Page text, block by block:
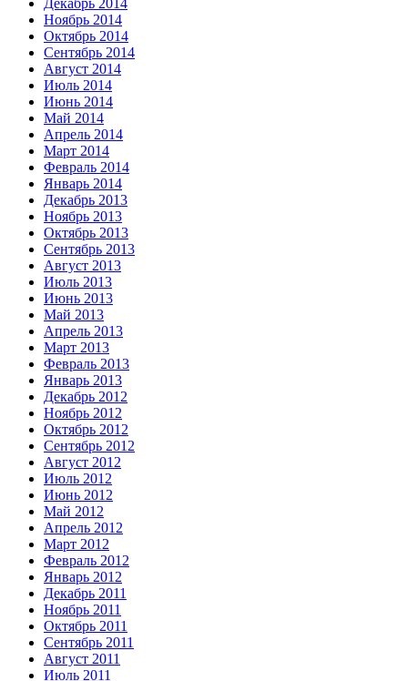
Декабрь 2014
Ноябрь 2014
Октябрь 2014
Сентябрь 2014
Август 2014
Июль 2014
Июнь 2014
Май 2014
Апрель 2014
Март 2014
Февраль 2014
Январь 2014
Декабрь 2013
Ноябрь 2013
Октябрь 2013
Сентябрь 2013
Август 2013
Июль 2013
Июнь 2013
Май 2013
Апрель 2013
Март 2013
Февраль 2013
Январь 2013
Декабрь 2012
Ноябрь 2012
Октябрь 2012
Сентябрь 2012
Август 2012
Июль 2012
Июнь 2012
Май 2012
Апрель 2012
Март 2012
Февраль 2012
Январь 2012
Декабрь 2011
Ноябрь 2011
Октябрь 2011
Сентябрь 2011
Август 2011
Июль 2011